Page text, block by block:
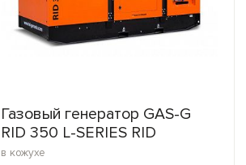
Газовый генератор GAS-G
RID 350 L-SERIES RID
в кожухе